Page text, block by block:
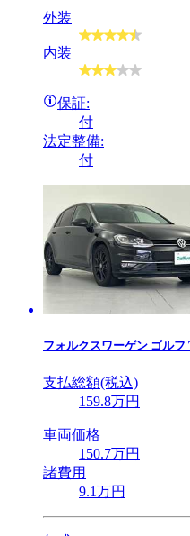
外装
内装
保証:
付
法定整備:
付
フォルクスワーゲン ゴルフ
支払総額(税込)
159.8万円
車両価格
150.7万円
諸費用
9.1万円